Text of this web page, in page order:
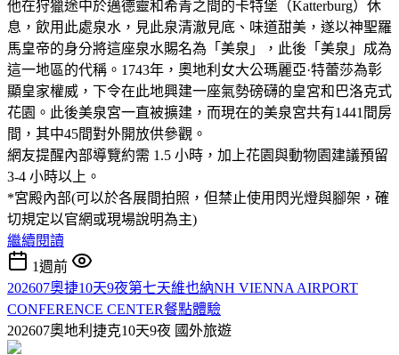
他在狩獵途中於邁德靈和希青之間的卡特堡（Katterburg）休
息，飲用此處泉水，見此泉清澈見底、味道甜美，遂以神聖羅
馬皇帝的身分將這座泉水賜名為「美泉」，此後「美泉」成為
這一地區的代稱。1743年，奧地利女大公瑪麗亞·特蕾莎為彰
顯皇家權威，下令在此地興建一座氣勢磅礴的皇宮和巴洛克式
花園。此後美泉宮一直被擴建，而現在的美泉宮共有1441間房
間，其中45間對外開放供參觀。
網友提醒內部導覽約需 1.5 小時，加上花園與動物園建議預留
3-4 小時以上。
*宮殿內部(可以於各展間拍照，但禁止使用閃光燈與腳架，確
切規定以官網或現場說明為主)
繼續閱讀
1週前
202607奧捷10天9夜第七天維也納NH VIENNA AIRPORT
CONFERENCE CENTER餐點體驗
202607奧地利捷克10天9夜 國外旅遊